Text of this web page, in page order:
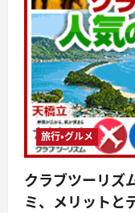
悪
い
口
コ
ミ
メ
ッ
ト
と
デ
メ
リ
ッ
ト!!
【
底
解
旅行・グルメ
クラブツーリズ
ミ、メリットと